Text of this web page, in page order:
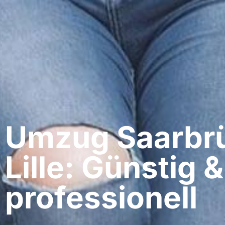
Umzug
Lille: Günstig &
professionell​